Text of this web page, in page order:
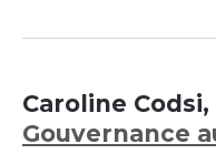
Caroline
Gouvernance